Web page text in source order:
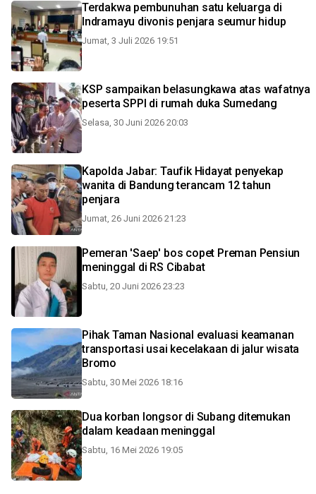
Terdakwa pembunuhan satu keluarga di
Indramayu divonis penjara seumur hidup
Jumat, 3 Juli 2026 19:51
KSP sampaikan belasungkawa atas wafatnya
peserta SPPI di rumah duka Sumedang
Selasa, 30 Juni 2026 20:03
Kapolda Jabar: Taufik Hidayat penyekap
wanita di Bandung terancam 12 tahun
penjara
Jumat, 26 Juni 2026 21:23
Pemeran 'Saep' bos copet Preman Pensiun
meninggal di RS Cibabat
Sabtu, 20 Juni 2026 23:23
Pihak Taman Nasional evaluasi keamanan
transportasi usai kecelakaan di jalur wisata
Bromo
Sabtu, 30 Mei 2026 18:16
Dua korban longsor di Subang ditemukan
dalam keadaan meninggal
Sabtu, 16 Mei 2026 19:05